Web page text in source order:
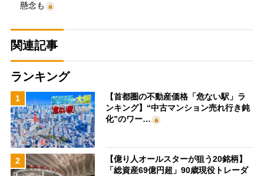
懸念も
関連記事
ランキング
1
【首都圏の不動産価格「危ない駅」ラ
ンキング】“中古マンション売れ行き鈍
化”のワー…
2
【億り人オールスターが狙う20銘柄】
「総資産69億円超」90歳現役トレーダ